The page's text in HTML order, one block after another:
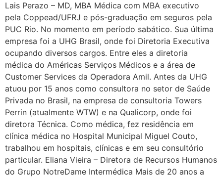
Lais Perazo – MD, MBA Médica com MBA executivo
pela Coppead/UFRJ e pós-graduação em seguros pela
PUC Rio. No momento em período sabático. Sua última
empresa foi a UHG Brasil, onde foi Diretoria Executiva
ocupando diversos cargos. Entre eles a diretoria
médica do Américas Serviços Médicos e a área de
Customer Services da Operadora Amil. Antes da UHG
atuou por 15 anos como consultora no setor de Saúde
Privada no Brasil, na empresa de consultoria Towers
Perrin (atualmente WTW) e na Qualicorp, onde foi
diretora Técnica. Como médica, fez residência em
clínica médica no Hospital Municipal Miguel Couto,
trabalhou em hospitais, clínicas e em seu consultório
particular. Eliana Vieira – Diretora de Recursos Humanos
do Grupo NotreDame Intermédica Mais de 20 anos a